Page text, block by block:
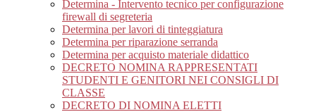
Determina - Intervento tecnico per configurazione
firewall di segreteria
Determina per lavori di tinteggiatura
Determina per riparazione serranda
Determina per acquisto materiale didattico
DECRETO NOMINA RAPPRESENTATI
STUDENTI E GENITORI NEI CONSIGLI DI
CLASSE
DECRETO DI NOMINA ELETTI